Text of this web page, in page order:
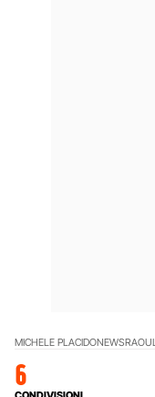
MICHELE PLACIDONEWS
6